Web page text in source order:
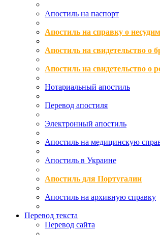
Апостиль на паспорт
Апостиль на справку о
Апостиль на свидетельство о
Апостиль на свидетельство о
Нотариальный апостиль
Перевод апостиля
Электронный апостиль
Апостиль на медицинскую
Апостиль в Украине
Апостиль для Португалии
Апостиль на архивную справку
Перевод текста
Перевод сайта